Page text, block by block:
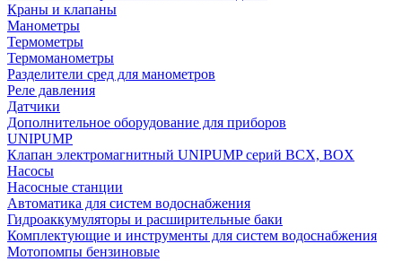
Краны и клапаны
Манометры
Термометры
Термоманометры
Разделители сред для манометров
Реле давления
Датчики
Дополнительное оборудование для приборов
UNIPUMP
Клапан электромагнитный UNIPUMP серий BCX, BOX
Насосы
Насосные станции
Автоматика для систем водоснабжения
Гидроаккумуляторы и расширительные баки
Комплектующие и инструменты для систем водоснабжения
Мотопомпы бензиновые